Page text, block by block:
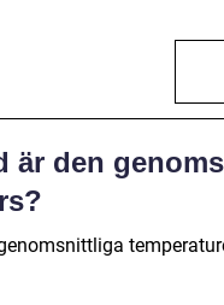
är den